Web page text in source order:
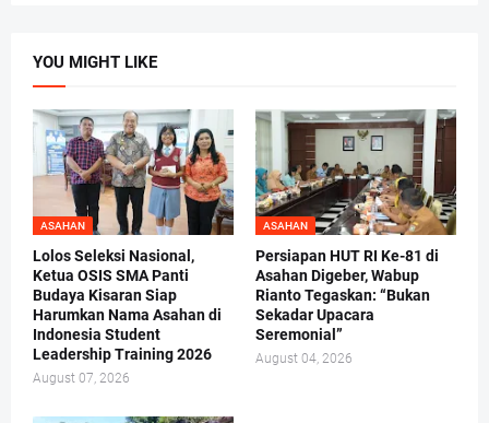
YOU MIGHT LIKE
ASAHAN
Lolos Seleksi Nasional,
Ketua OSIS SMA Panti
Budaya Kisaran Siap
Harumkan Nama Asahan di
Indonesia Student
Leadership Training 2026
August 07, 2026
ASAHAN
Persiapan HUT RI Ke-81 di
Asahan Digeber, Wabup
Rianto Tegaskan: “Bukan
Sekadar Upacara
Seremonial”
August 04, 2026